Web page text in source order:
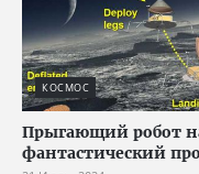
КОСМОС
Прыгающий робот
фантастический